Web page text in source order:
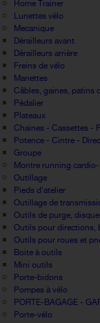
Home Trainer
Lunettes vélo
Mecanique
Dérailleurs avant
Dérailleurs arrière
Freins de vélo
Manettes
Câbles, gaines, patins
Pédalier
Plateaux
Chaines - Cassettes -
Potence - Cintre -
Groupe
Montre running
Outillage
Pieds d'atelier
Outillage de
Outils de purge,
Outils pour directions,
Outils pour roues et
Boite à outils
Mini outils
Porte-bidons
Pompes à vélo
PORTE-BAGAGE -
Porte-vélo